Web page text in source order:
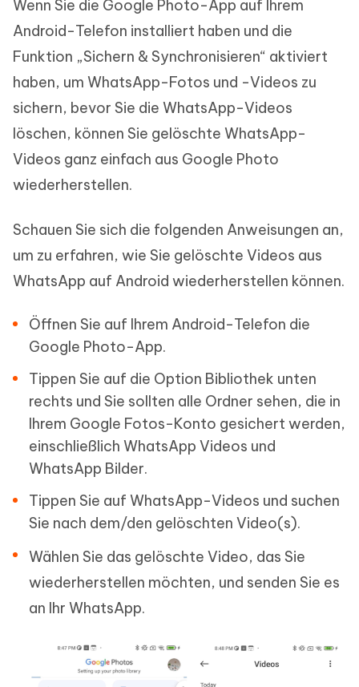
Wenn Sie die Google Photo-App auf Ihrem
Android-Telefon installiert haben und die
Funktion „Sichern & Synchronisieren“ aktiviert
haben, um WhatsApp-Fotos und -Videos zu
sichern, bevor Sie die WhatsApp-Videos
löschen, können Sie gelöschte WhatsApp-
Videos ganz einfach aus Google Photo
wiederherstellen.
Schauen Sie sich die folgenden Anweisungen an,
um zu erfahren, wie Sie gelöschte Videos aus
WhatsApp auf Android wiederherstellen können.
Öffnen Sie auf Ihrem Android-Telefon die
Google Photo-App.
Tippen Sie auf die Option Bibliothek unten
rechts und Sie sollten alle Ordner sehen, die in
Ihrem Google Fotos-Konto gesichert werden,
einschließlich WhatsApp Videos und
WhatsApp Bilder.
Tippen Sie auf WhatsApp-Videos und suchen
Sie nach dem/den gelöschten Video(s).
Wählen Sie das gelöschte Video, das Sie
wiederherstellen möchten, und senden Sie es
an Ihr WhatsApp.